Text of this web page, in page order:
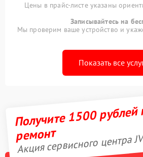
Цены в прайс-листе указаны
Записывайтесь на
Мы проверим ваше устройство и
Показать все
Получите 1500 рублей
ремонт
Акция сервисного центра